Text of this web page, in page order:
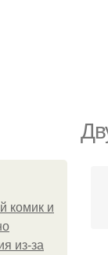
комик и
из-за